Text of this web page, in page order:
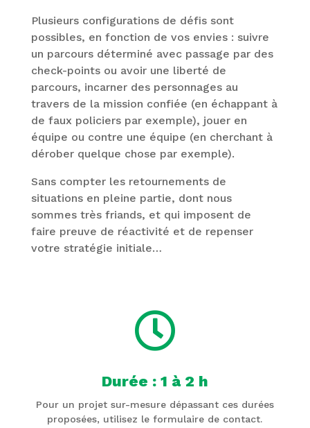
Plusieurs configurations de défis sont
possibles, en fonction de vos envies : suivre
un parcours déterminé avec passage par des
check-points ou avoir une liberté de
parcours, incarner des personnages au
travers de la mission confiée (en échappant à
de faux policiers par exemple), jouer en
équipe ou contre une équipe (en cherchant à
dérober quelque chose par exemple).
Sans compter les retournements de
situations en pleine partie, dont nous
sommes très friands, et qui imposent de
faire preuve de réactivité et de repenser
votre stratégie initiale…

Durée : 1 à 2 h
Pour un projet sur-mesure dépassant ces durées
proposées, utilisez le formulaire de contact.